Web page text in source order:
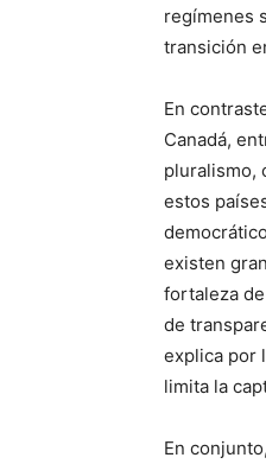
regímenes
transición
En
Canadá,
pluralismo,
estos
existen
fortaleza
de
explica por
limita la
En